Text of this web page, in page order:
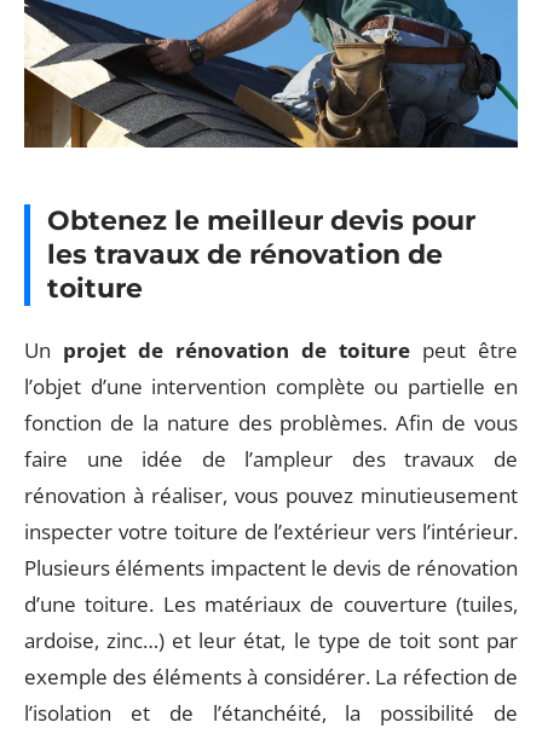
Obtenez le meilleur devis pour
les travaux de rénovation de
toiture
Un projet de rénovation de toiture peut être
l’objet d’une intervention complète ou partielle en
fonction de la nature des problèmes. Afin de vous
faire une idée de l’ampleur des travaux de
rénovation à réaliser, vous pouvez minutieusement
inspecter votre toiture de l’extérieur vers l’intérieur.
Plusieurs éléments impactent le devis de rénovation
d’une toiture. Les matériaux de couverture (tuiles,
ardoise, zinc…) et leur état, le type de toit sont par
exemple des éléments à considérer. La réfection de
l’isolation et de l’étanchéité, la possibilité de